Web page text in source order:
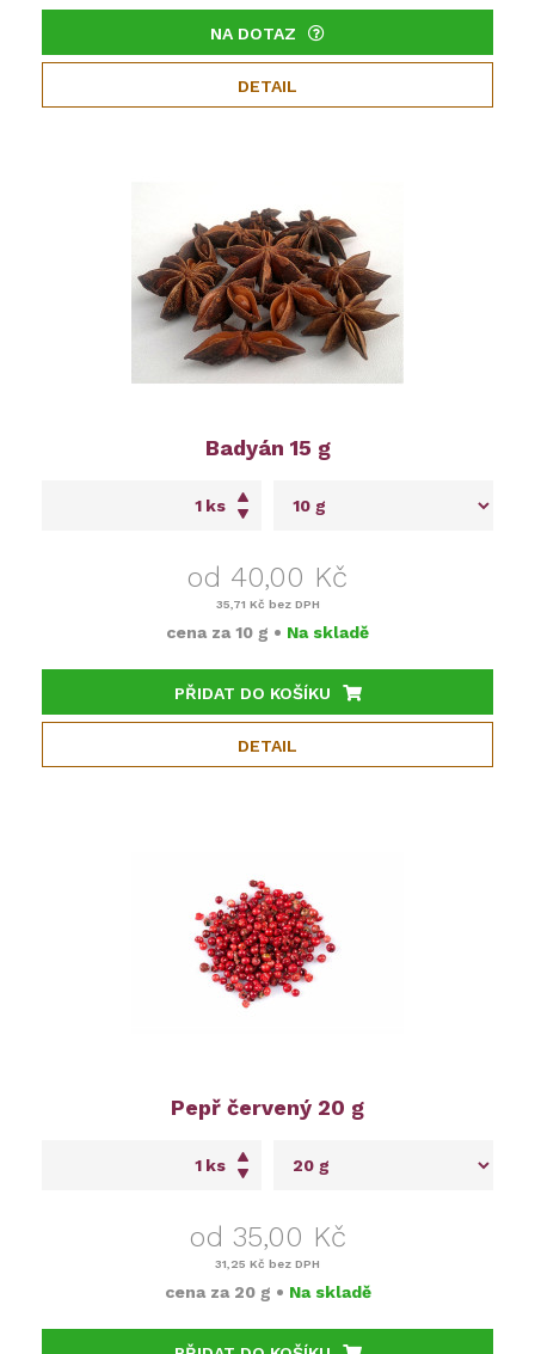
NA DOTAZ
DETAIL
Badyán 15 g
ks
od 40,00 Kč
35,71 Kč bez DPH
cena za 10 g • Na skladě
PŘIDAT DO KOŠÍKU
DETAIL
Pepř červený 20 g
ks
od 35,00 Kč
31,25 Kč bez DPH
cena za 20 g • Na skladě